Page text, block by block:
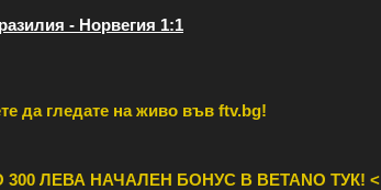
- Норвегия 1:1
да гледате на живо във ftv.bg!
ЛЕВА НАЧАЛЕН БОНУС В BETANO ТУК! <